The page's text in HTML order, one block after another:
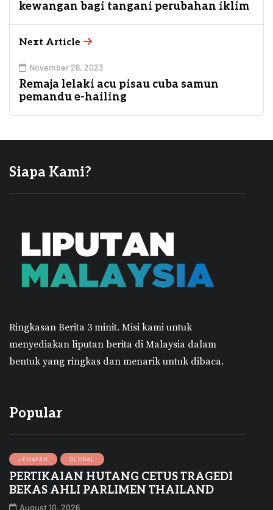
kewangan bagi tangani perubahan iklim
Next Article
November 28, 2023
Remaja lelaki acu pisau cuba samun
pemandu e-hailing
Siapa Kami?
Ringkasan Berita 3 minit. Misi kami untuk
menyediakan liputan berita di Malaysia dalam
bentuk yang ringkas dan menarik untuk dibaca.
Popular
JENAYAH GLOBAL
PERTIKAIAN HUTANG CETUS TRAGEDI
BEKAS AHLI PARLIMEN THAILAND
August 10, 2026